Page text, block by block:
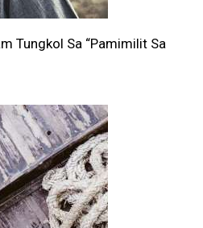
Tungkol Sa “Pamimilit Sa